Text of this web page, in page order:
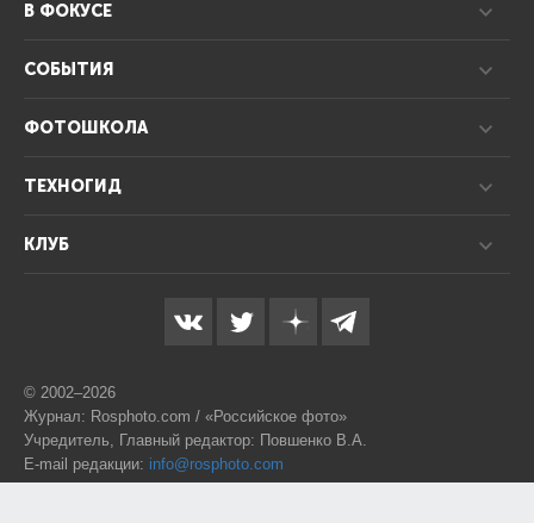
В ФОКУСЕ
СОБЫТИЯ
ФОТОШКОЛА
ТЕХНОГИД
КЛУБ
© 2002–2026
Журнал: Rosphoto.com / «Российское фото»
Учредитель, Главный редактор: Повшенко В.А.
E-mail редакции: info@rosphoto.com